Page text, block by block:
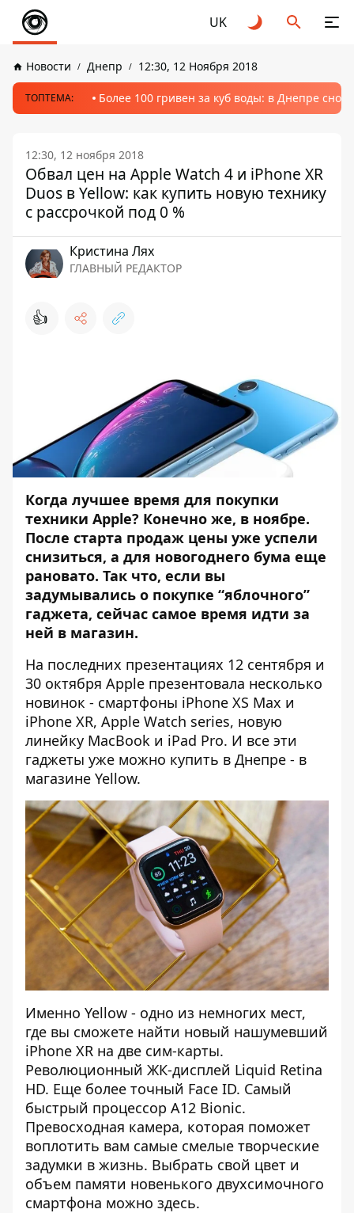
UK
Новости Днепр 12:30, 12 Ноября 2018
ТОПТЕМА: Более 100 гривен за куб воды: в Днепре
12:30, 12 ноября 2018
Обвал цен на Apple Watch 4 и iPhone XR
Duos в Yellow: как купить новую технику
с рассрочкой под 0 %
Кристина Лях
ГЛАВНЫЙ РЕДАКТОР
👍
Когда лучшее время для покупки
техники Apple? Конечно же, в ноябре.
После старта продаж цены уже успели
снизиться, а для новогоднего бума еще
рановато. Так что, если вы
задумывались о покупке “яблочного”
гаджета, сейчас самое время идти за
ней в магазин.
На последних презентациях 12 сентября и
30 октября Apple презентовала несколько
новинок - смартфоны iPhone XS Max и
iPhone XR, Apple Watch series, новую
линейку MacBook и iPad Pro. И все эти
гаджеты уже можно купить в Днепре - в
магазине Yellow.
Именно Yellow - одно из немногих мест,
где вы сможете найти новый нашумевший
iPhone XR на две сим-карты.
Революционный ЖК-дисплей Liquid Retina
HD. Еще более точный Face ID. Самый
быстрый процессор А12 Bionic.
Превосходная камера, которая поможет
воплотить вам самые смелые творческие
задумки в жизнь. Выбрать свой цвет и
объем памяти новенького двухсимочного
смартфона можно здесь.